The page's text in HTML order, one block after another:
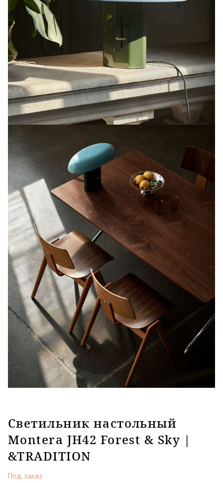
Светильник настольный
Montera JH42 Forest & Sky |
&TRADITION
Под заказ